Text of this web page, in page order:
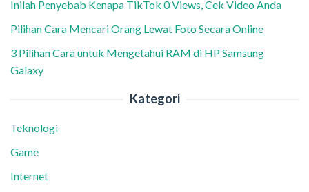
Inilah Penyebab Kenapa TikTok 0 Views, Cek Video Anda
Pilihan Cara Mencari Orang Lewat Foto Secara Online
3 Pilihan Cara untuk Mengetahui RAM di HP Samsung
Galaxy
Kategori
Teknologi
Game
Internet